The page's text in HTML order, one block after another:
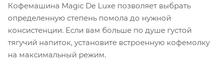
Кофемашина Magic De Luxe позволяет выбрать
определенную степень помола до нужной
консистенции. Если вам больше по душе густой
тягучий напиток, установите встроенную кофемолку
на максимальный режим.